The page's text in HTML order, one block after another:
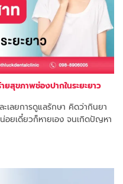
สุขภาพช่องปากในระยะยาว
เลยการดูแลรักษา คิดว่ากินยา
ยเดี๋ยวก็หายเอง จนเกิดปัญหา